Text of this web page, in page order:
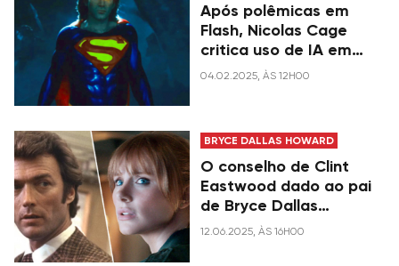
Após polêmicas em
Flash, Nicolas Cage
critica uso de IA em
filmes: “Não podemos
04.02.2025, ÀS 12H00
BRYCE DALLAS HOWARD
O conselho de Clint
Eastwood dado ao pai
de Bryce Dallas
Howard que ela segue
12.06.2025, ÀS 16H00